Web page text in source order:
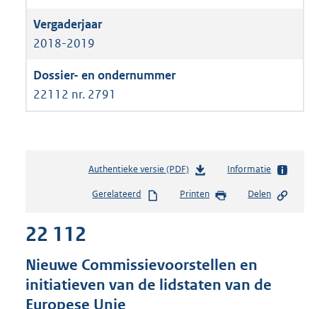
2018-2019
22112 nr. 2791
Authentieke versie (PDF)b
s
s
g
Informatie
Gerelateerd Printen Delen
22 112
Nieuwe Commissievoorstellen en
initiatieven van de lidstaten van de
Europese Unie